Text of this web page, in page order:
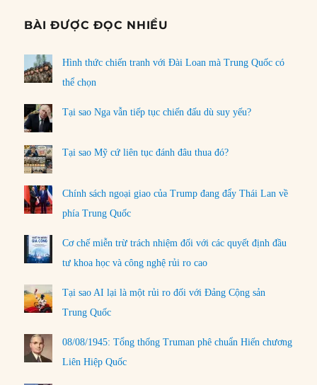
BÀI ĐƯỢC ĐỌC NHIỀU
Hình thức chiến tranh với Đài Loan mà Trung Quốc có
thể chọn
Tại sao Nga vẫn tiếp tục chiến đấu dù suy yếu?
Tại sao Mỹ cứ liên tục đánh đâu thua đó?
Chính sách ngoại giao của Trump đang đẩy Thái Lan về
phía Trung Quốc
Cơ chế miễn trừ trách nhiệm đối với các quyết định đầu
tư khoa học và công nghệ rủi ro cao
Tại sao AI lại là một rủi ro đối với Đảng Cộng sản
Trung Quốc
08/08/1945: Tổng thống Truman phê chuẩn Hiến chương
Liên Hiệp Quốc